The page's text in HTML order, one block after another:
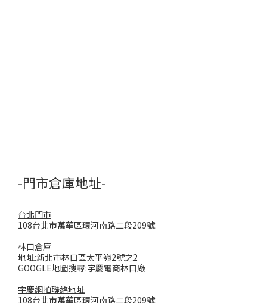
-門市倉庫地址-
台北門市
108台北市萬華區環河南路二段209號
林口倉庫
地址:新北市林口區太平嶺2號之2
GOOGLE地圖搜尋:宇慶電商林口廠
宇慶網拍聯絡地址
108台北市萬華區環河南路二段209號